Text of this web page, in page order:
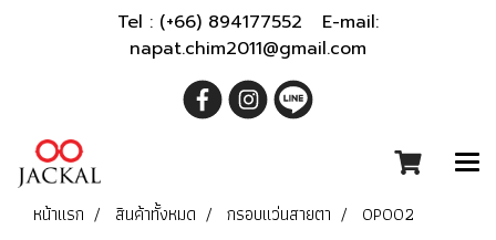
Tel : (+66) 894177552 E-mail:
napat.chim2011@gmail.com
หน้าแรก สินค้าทั้งหมด กรอบแว่นสายตา OP002